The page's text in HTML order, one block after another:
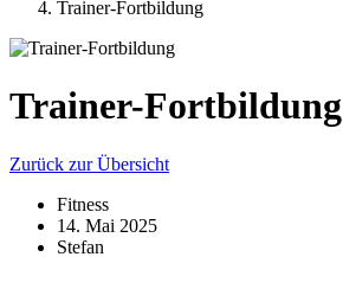
Trainer-Fortbildung
Trainer-Fortbildung
Zurück zur Übersicht
Fitness
14. Mai 2025
Stefan